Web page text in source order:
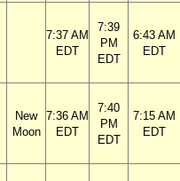
7:37 AM
EDT
7:39
PM
EDT
6:43 AM
EDT
New
Moon
7:36 AM
EDT
7:40
PM
EDT
7:15 AM
EDT